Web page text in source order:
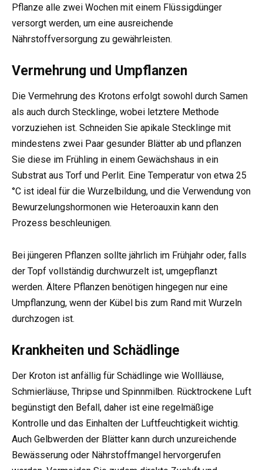
Pflanze alle zwei Wochen mit einem Flüssigdünger
versorgt werden, um eine ausreichende
Nährstoffversorgung zu gewährleisten.
Vermehrung und Umpflanzen
Die Vermehrung des Krotons erfolgt sowohl durch Samen
als auch durch Stecklinge, wobei letztere Methode
vorzuziehen ist. Schneiden Sie apikale Stecklinge mit
mindestens zwei Paar gesunder Blätter ab und pflanzen
Sie diese im Frühling in einem Gewächshaus in ein
Substrat aus Torf und Perlit. Eine Temperatur von etwa 25
°C ist ideal für die Wurzelbildung, und die Verwendung von
Bewurzelungshormonen wie Heteroauxin kann den
Prozess beschleunigen.
Bei jüngeren Pflanzen sollte jährlich im Frühjahr oder, falls
der Topf vollständig durchwurzelt ist, umgepflanzt
werden. Ältere Pflanzen benötigen hingegen nur eine
Umpflanzung, wenn der Kübel bis zum Rand mit Wurzeln
durchzogen ist.
Krankheiten und Schädlinge
Der Kroton ist anfällig für Schädlinge wie Wollläuse,
Schmierläuse, Thripse und Spinnmilben. Rücktrockene Luft
begünstigt den Befall, daher ist eine regelmäßige
Kontrolle und das Einhalten der Luftfeuchtigkeit wichtig.
Auch Gelbwerden der Blätter kann durch unzureichende
Bewässerung oder Nährstoffmangel hervorgerufen